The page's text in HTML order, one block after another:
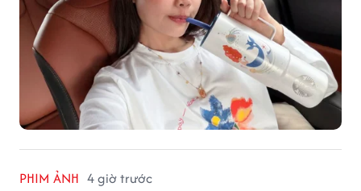
PHIM ẢNH 4 giờ trước